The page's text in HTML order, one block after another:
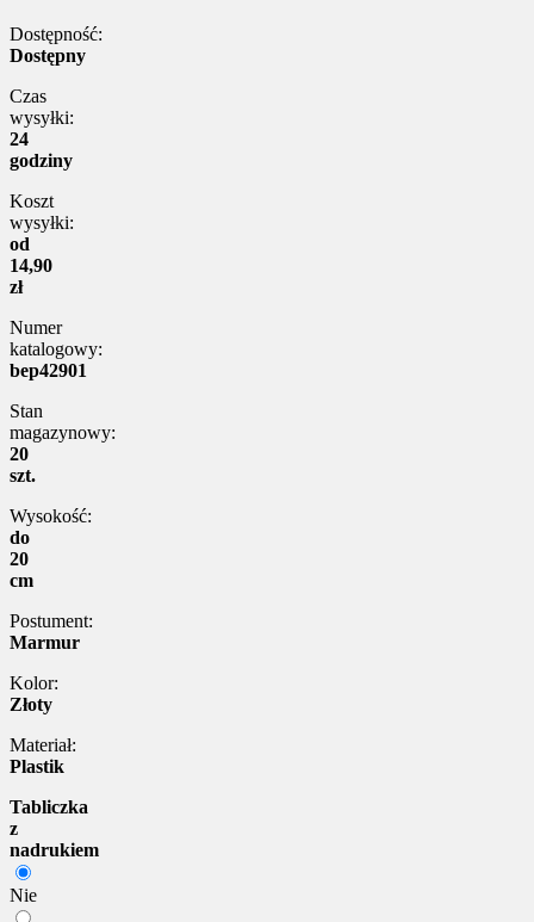
Dostępność:
Dostępny
Czas
wysyłki:
24
godziny
Koszt
wysyłki:
od
14,90
zł
Numer
katalogowy:
bep42901
Stan
magazynowy:
20
szt.
Wysokość:
do
20
cm
Postument:
Marmur
Kolor:
Złoty
Materiał:
Plastik
Tabliczka
z
nadrukiem
Nie